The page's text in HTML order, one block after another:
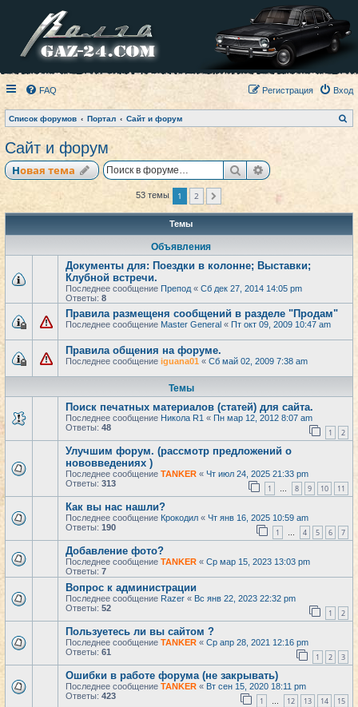
FAQ Вход
Регистрация
Список форумов Портал Сайт и форум
о
Сайт и форум
Новая тема ПоискРасширенный
53 темы 1 2
Темы
Объявления
Документы для: Поездки в колонне; Выставки;
Клубной встречи.
Последнее сообщение Препод « Сб дек 27, 2014 14:05 pm
Ответы: 8
Правила размещеня сообщений в разделе "Продам"
Последнее сообщение Master General « Пт окт 09, 2009 10:47 am
Правила общения на форуме.
Последнее сообщение iguana01 « Сб май 02, 2009 7:38 am
Темы
Поиск печатных материалов (статей) для сайта.
Последнее сообщение Никола R1 « Пн мар 12, 2012 8:07 am
Ответы: 48 1 2
Улучшим форум. (рассмотр предложений о
нововведениях )
Последнее сообщение TANKER « Чт июл 24, 2025 21:33 pm
Ответы: 313 1 … 8 9 10 11
Как вы нас нашли?
Последнее сообщение Крокодил « Чт янв 16, 2025 10:59 am
Ответы: 190 1 … 4 5 6 7
Добавление фото?
Последнее сообщение TANKER « Ср мар 15, 2023 13:03 pm
Ответы: 7
Вопрос к администрации
Последнее сообщение Razer « Вс янв 22, 2023 22:32 pm
Ответы: 52 1 2
Пользуетесь ли вы сайтом ?
Последнее сообщение TANKER « Ср апр 28, 2021 12:16 pm
Ответы: 61 1 2 3
Ошибки в работе форума (не закрывать)
Последнее сообщение TANKER « Вт сен 15, 2020 18:11 pm
Ответы: 423 1 … 12 13 14 15